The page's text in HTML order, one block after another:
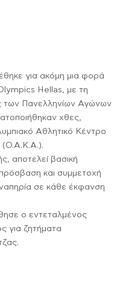
για ακόμη μια φορά
Hellas, με τη
των Πανελληνίων Αγώνων
χθες,
Αθλητικό Κέντρο
(Ο.Α.Κ.Α.).
αποτελεί βασική
και συμμετοχή
σε κάθε έκφανση
ο εντεταλμένος
για ζητήματα